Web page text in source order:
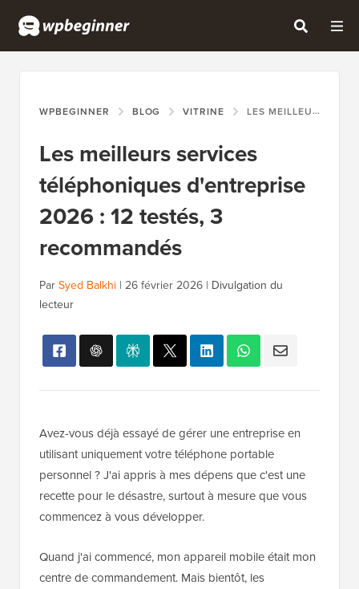
WPBEGINNER BLOG VITRINE LES MEILLEURS SERVICES TÉLÉPHONIQUES D'ENTREPRISE 2026 : 12 TESTÉS, 3 RECOMMANDÉS
Les meilleurs services
téléphoniques d'entreprise
2026 : 12 testés, 3
recommandés
ParSyed Balkhi | 26 février 2026 | Divulgation du
lecteur
Avez-vous déjà essayé de gérer une entreprise en
utilisant uniquement votre téléphone portable
personnel ? J'ai appris à mes dépens que c'est une
recette pour le désastre, surtout à mesure que vous
commencez à vous développer.
Quand j'ai commencé, mon appareil mobile était mon
centre de commandement. Mais bientôt, les